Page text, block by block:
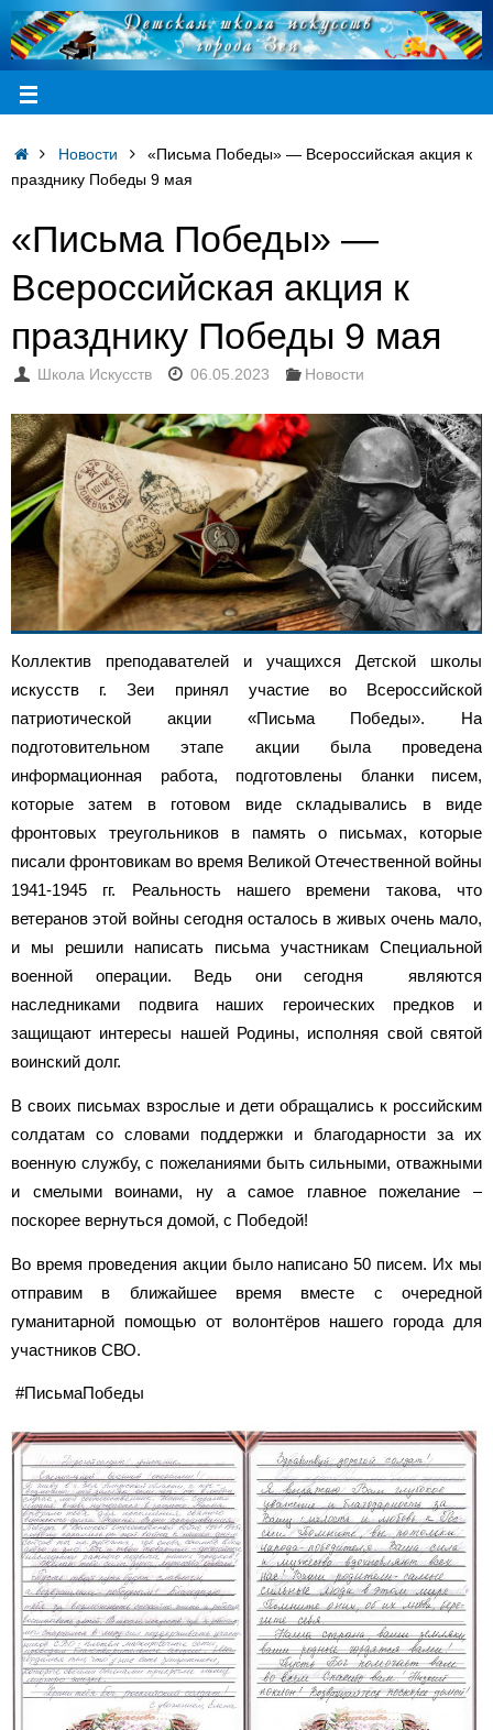
Новости
«Письма Победы» — Всероссийская акция к
празднику Победы 9 мая
«Письма Победы» —
Всероссийская акция к
празднику Победы 9 мая
Школа Искусств 06.05.2023 Новости
Коллектив преподавателей и учащихся Детской школы
искусств г. Зеи принял участие во Всероссийской
патриотической акции «Письма Победы». На
подготовительном этапе акции была проведена
информационная работа, подготовлены бланки писем,
которые затем в готовом виде складывались в виде
фронтовых треугольников в память о письмах, которые
писали фронтовикам во время Великой Отечественной войны
1941-1945 гг. Реальность нашего времени такова, что
ветеранов этой войны сегодня осталось в живых очень мало,
и мы решили написать письма участникам Специальной
военной операции. Ведь они сегодня являются
наследниками подвига наших героических предков и
защищают интересы нашей Родины, исполняя свой святой
воинский долг.
В своих письмах взрослые и дети обращались к российским
солдатам со словами поддержки и благодарности за их
военную службу, с пожеланиями быть сильными, отважными
и смелыми воинами, ну а самое главное пожелание –
поскорее вернуться домой, с Победой!
Во время проведения акции было написано 50 писем. Их мы
отправим в ближайшее время вместе с очередной
гуманитарной помощью от волонтёров нашего города для
участников СВО.
#ПисьмаПобеды